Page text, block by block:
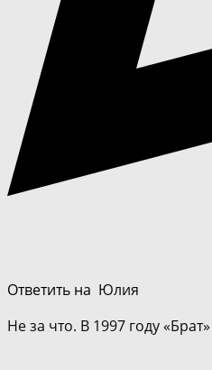
Ответить на Юлия
Не за что. В 1997 году